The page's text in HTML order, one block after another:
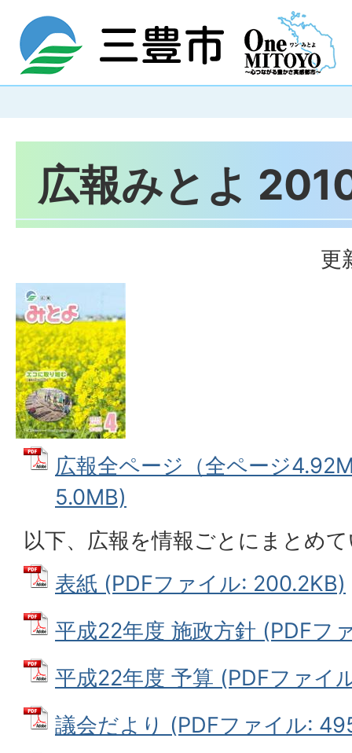
広報みとよ
更
広報全ページ（全ページ
5.0MB)
以下、広報を情報ごとにまとめ
表紙 (PDFファイル: 200.2KB)
平成22年度 施政方針 (PDFフ
平成22年度 予算 (PDFファイ
議会だより (PDFファイル: